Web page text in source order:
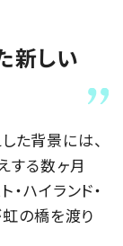
新しい
た背景には、
する数ヶ月
ハイランド・
虹の橋を渡り